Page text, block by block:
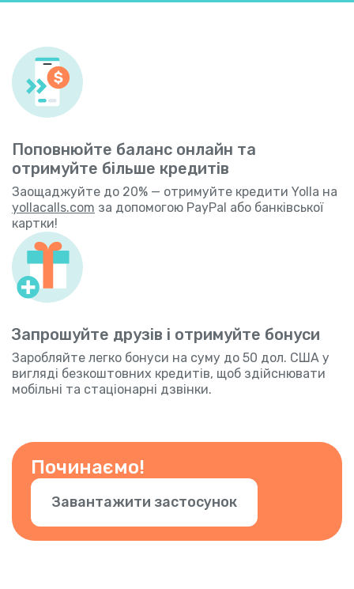
Поповнюйте баланс онлайн та
отримуйте більше кредитів
Заощаджуйте до 20% — отримуйте кредити Yolla на
yollacalls.com за допомогою PayPal або банківської
картки!
Запрошуйте друзів і отримуйте бонуси
Заробляйте легко бонуси на суму до 50 дол. США у
вигляді безкоштовних кредитів, щоб здійснювати
мобільні та стаціонарні дзвінки.
Починаємо!
Завантажити застосунок